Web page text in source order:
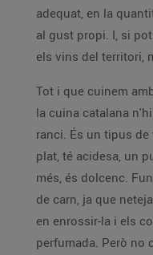
adequat, en la
al gust propi. I, si
els vins del territori,
Tot i que cuinem
la cuina catalana
ranci. És un tipus
plat, té acidesa, un
més, és dolcenc.
de carn, ja que
en enrossir-la i els
perfumada. Però no